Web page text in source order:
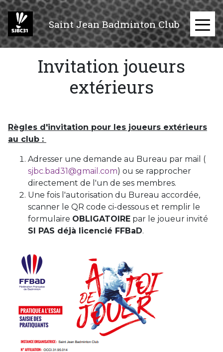
Aller
au
contenu
principal
Saint Jean Badminton Club ≡
Invitation joueurs
extérieurs
Règles d'invitation pour les joueurs extérieurs
au club :
Adresser une demande au Bureau par mail (
sjbc.bad31@gmail.com) ou se rapprocher
directement de l'un de ses membres.
Une fois l'autorisation du Bureau accordée,
scanner le QR code ci-dessous et remplir le
formulaire OBLIGATOIRE par le joueur invité
SI PAS déjà licencié FFBaD.